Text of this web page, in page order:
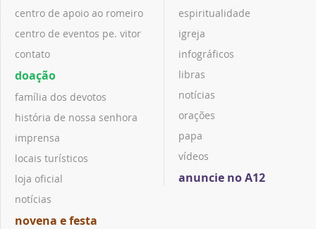
centro de apoio ao romeiro
centro de eventos pe. vitor
contato
doação
família dos devotos
história de nossa senhora
imprensa
locais turísticos
loja oficial
notícias
novena e festa
espiritualidade
igreja
infográficos
libras
notícias
orações
papa
vídeos
anuncie no A12